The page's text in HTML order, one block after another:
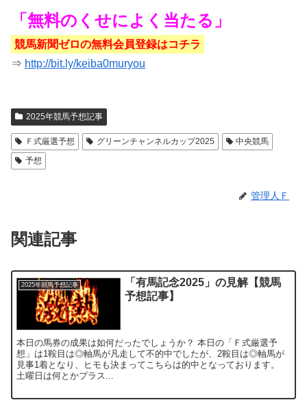
「無料のくせによく当たる」
競馬新聞ゼロの無料会員登録はコチラ
⇒ http://bit.ly/keiba0muryou
2025年競馬予想記事
Ｆ式厳選予想 グリーンチャンネルカップ2025
中央競馬
予想
管理人Ｆ
関連記事
2025年競馬予想記事
「有馬記念2025」の見解【競馬
予想記事】
本日の馬券の成果は如何だったでしょうか？ 本日の「Ｆ式厳選予
想」は1鞍目は◎軸馬が凡走して不的中でしたが、2鞍目は◎軸馬が
見事1着となり、ヒモも決まってこちらは的中となっております。
土曜日は何とかプラス...